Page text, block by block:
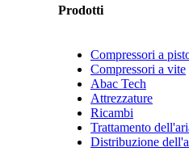
Prodotti
Compressori a
Compressori a vite
Abac Tech
Attrezzature
Ricambi
Trattamento
Distribuzione